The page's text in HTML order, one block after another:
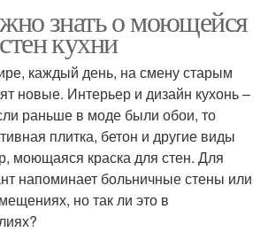
знать о моющейся
кухни
каждый день, на смену старым
новые. Интерьер и дизайн кухонь –
раньше в моде были обои, то
плитка, бетон и другие виды
моющаяся краска для стен. Для
напоминает больничные стены или
но так ли это в